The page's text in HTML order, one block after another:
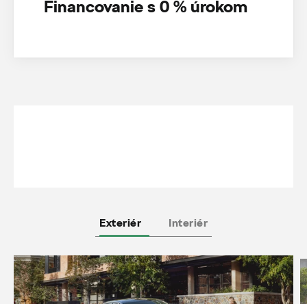
Financovanie s 0 % úrokom
Exteriér Interiér